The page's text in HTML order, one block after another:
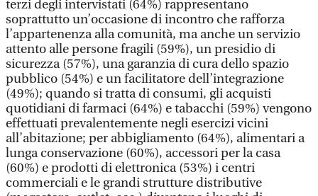
terzi degli intervistati (64%) rappresentano
soprattutto un’occasione di incontro che rafforza
l’appartenenza alla comunità, ma anche un servizio
attento alle persone fragili (59%), un presidio di
sicurezza (57%), una garanzia di cura dello spazio
pubblico (54%) e un facilitatore dell’integrazione
(49%); quando si tratta di consumi, gli acquisti
quotidiani di farmaci (64%) e tabacchi (59%) vengono
effettuati prevalentemente negli esercizi vicini
all’abitazione; per abbigliamento (64%), alimentari a
lunga conservazione (60%), accessori per la casa
(60%) e prodotti di elettronica (53%) i centri
commerciali e le grandi strutture distributive